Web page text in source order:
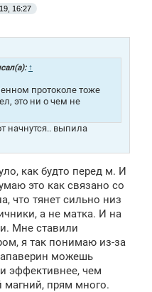
16:27
↑
протоколе тоже
это ни о чем не
начнутся.. выпила
как будто перед м. И
это как связано со
что тянет сильно низ
а не матка. И на
Мне ставили
я так понимаю из-за
можешь
эффективнее, чем
прям много.